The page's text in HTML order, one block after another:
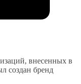
внесенных в
создан бренд